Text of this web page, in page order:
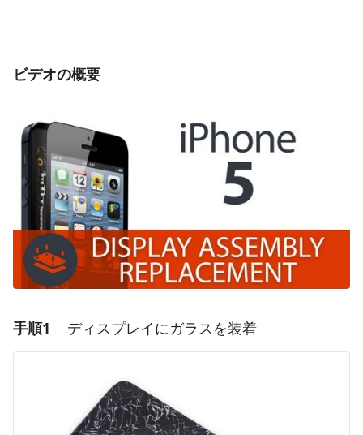
ビデオの概要
手順1 ディスプレイにガラスを装着